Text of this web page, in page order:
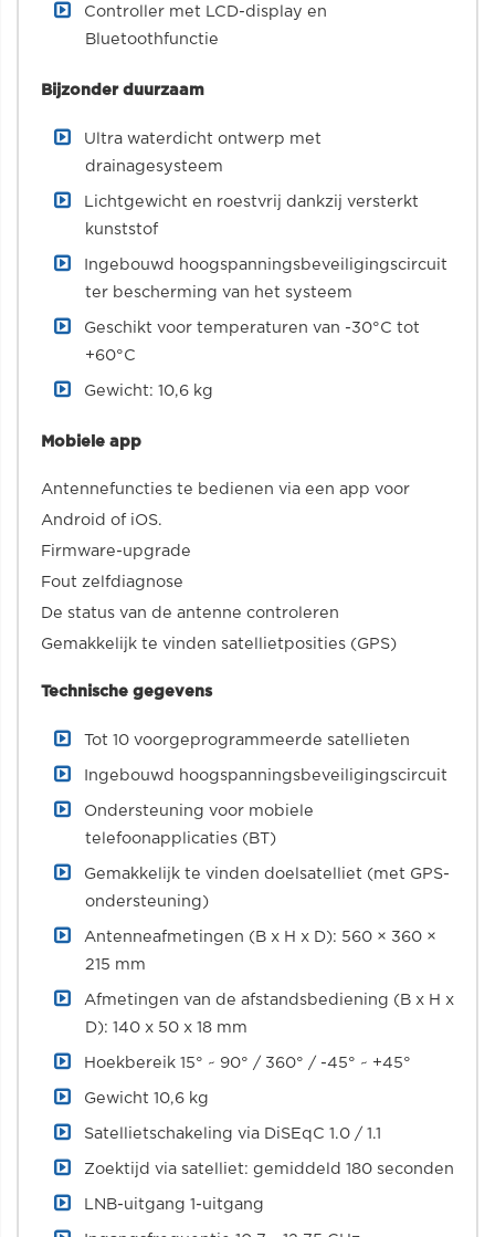
Controller met LCD-display en
Bluetoothfunctie
Bijzonder duurzaam
Ultra waterdicht ontwerp met
drainagesysteem
Lichtgewicht en roestvrij dankzij versterkt
kunststof
Ingebouwd hoogspanningsbeveiligingscircuit
ter bescherming van het systeem
Geschikt voor temperaturen van -30°C tot
+60°C
Gewicht: 10,6 kg
Mobiele app
Antennefuncties te bedienen via een app voor
Android of iOS.
Firmware-upgrade
Fout zelfdiagnose
De status van de antenne controleren
Gemakkelijk te vinden satellietposities (GPS)
Technische gegevens
Tot 10 voorgeprogrammeerde satellieten
Ingebouwd hoogspanningsbeveiligingscircuit
Ondersteuning voor mobiele
telefoonapplicaties (BT)
Gemakkelijk te vinden doelsatelliet (met GPS-
ondersteuning)
Antenneafmetingen (B x H x D): 560 × 360 ×
215 mm
Afmetingen van de afstandsbediening (B x H x
D): 140 x 50 x 18 mm
Hoekbereik 15° ~ 90° / 360° / -45° ~ +45°
Gewicht 10,6 kg
Satellietschakeling via DiSEqC 1.0 / 1.1
Zoektijd via satelliet: gemiddeld 180 seconden
LNB-uitgang 1-uitgang